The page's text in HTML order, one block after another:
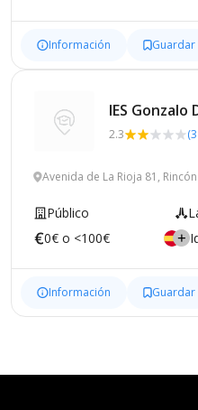
Información Guardar
IES Gonzalo
2.3
Avenida de La Rioja 81,
Público
0€ o <100€
Información Guardar